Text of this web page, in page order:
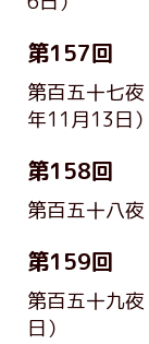
第157回
第百五十七夜
年11月13日）
第158回
第百五十八夜
第159回
第百五十九夜
日）